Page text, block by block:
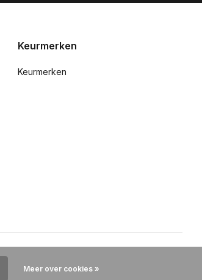
Keurmerken
Keurmerken
Meer over cookies »